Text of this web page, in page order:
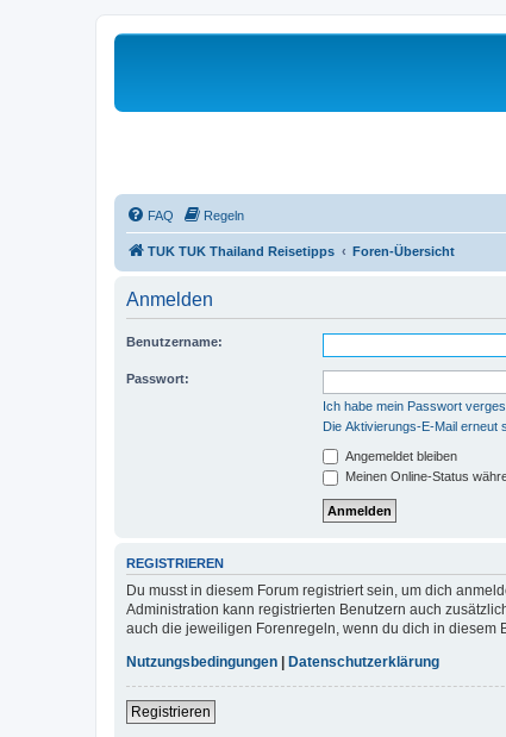
FAQ Regeln
TUK TUK Thailand Reisetipps Foren-Übersicht
Anmelden
Benutzername:
Passwort:
Ich habe mein Passwort
Die Aktivierungs-E-Mail erneut
Angemeldet bleiben
Meinen Online-Status
REGISTRIEREN
Du musst in diesem Forum registriert sein, um dich
Administration kann registrierten Benutzern auch
auch die jeweiligen Forenregeln, wenn du dich in diesem
Nutzungsbedingungen
Datenschutzerklärung
Registrieren